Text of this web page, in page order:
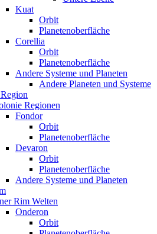
Kuat
Orbit
Planetenoberfläche
Corellia
Orbit
Planetenoberfläche
Andere Systeme und Planeten
Andere Planeten und Systeme
Regionen
Fondor
Orbit
Planetenoberfläche
Devaron
Orbit
Planetenoberfläche
Andere Systeme und Planeten
Rim Welten
Onderon
Orbit